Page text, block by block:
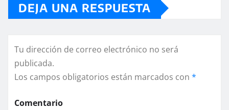
DEJA UNA RESPUESTA
Tu dirección de correo electrónico no será
publicada.
Los campos obligatorios están marcados con *
Comentario